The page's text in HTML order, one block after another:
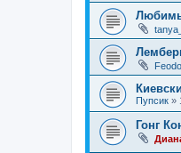
Пупсик »
Гонг